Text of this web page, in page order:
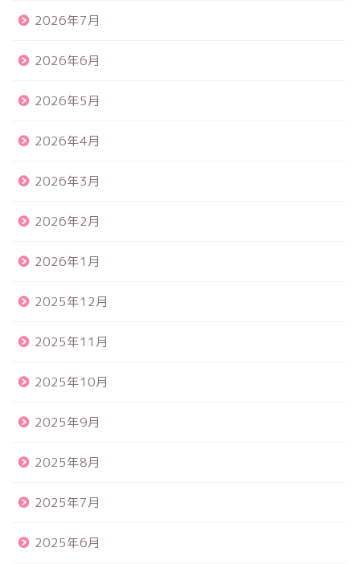
2026年7月
2026年6月
2026年5月
2026年4月
2026年3月
2026年2月
2026年1月
2025年12月
2025年11月
2025年10月
2025年9月
2025年8月
2025年7月
2025年6月